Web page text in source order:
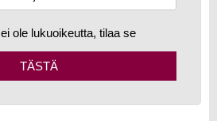
ole lukuoikeutta, tilaa se
TÄSTÄ